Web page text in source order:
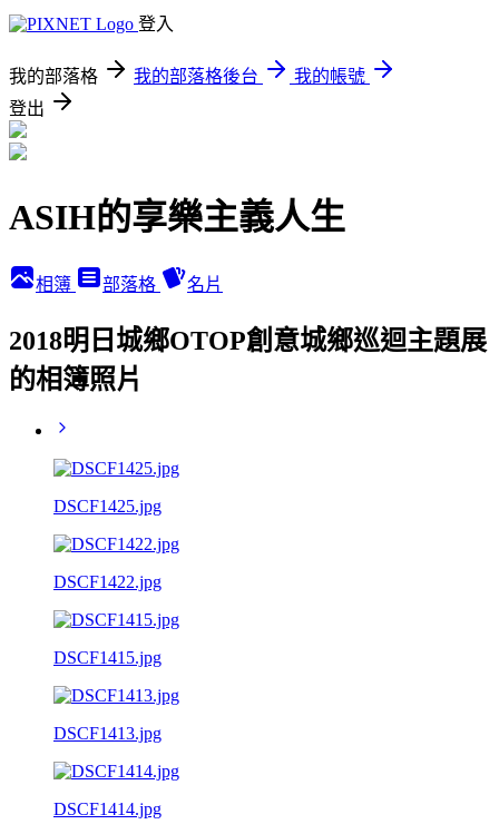
登入
我的部落格 我的部落格後台
我的帳號
登出
ASIH的享樂主義人生
相簿 部落格 名片
2018明日城鄉OTOP創意城鄉巡迴主題展
的相簿照片
DSCF1425.jpg
DSCF1422.jpg
DSCF1415.jpg
DSCF1413.jpg
DSCF1414.jpg